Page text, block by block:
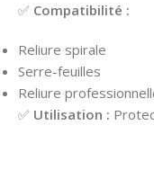
✅ Compatibilité :
Reliure spirale
Serre-feuilles
Reliure
✅ Utilisation :